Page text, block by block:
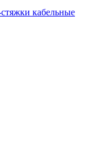
кабельные